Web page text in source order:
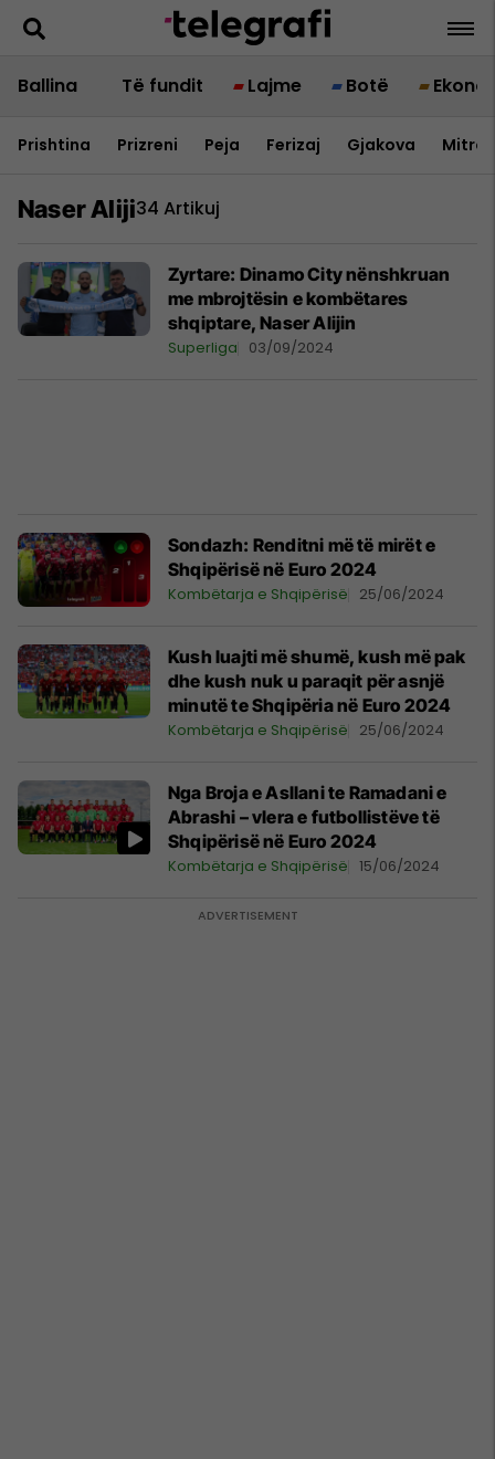
Ballina Të fundit Lajme Botë
Prishtina Prizreni Peja Ferizaj Gjakova
Naser Aliji34 Artikuj
Zyrtare: Dinamo City nënshkruan
me mbrojtësin e kombëtares
shqiptare, Naser Alijin
Superliga 03/09/2024
Sondazh: Renditni më të mirët e
Shqipërisë në Euro 2024
Kombëtarja e Shqipërisë 25/06/2024
Kush luajti më shumë, kush më pak
dhe kush nuk u paraqit për asnjë
minutë te Shqipëria në Euro 2024
Kombëtarja e Shqipërisë 25/06/2024
Nga Broja e Asllani te Ramadani e
Abrashi – vlera e futbollistëve të
Shqipërisë në Euro 2024
Kombëtarja e Shqipërisë 15/06/2024